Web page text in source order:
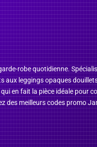
robe quotidienne.
aux leggings opaques
en fait la pièce idéale pour
des meilleurs codes promo